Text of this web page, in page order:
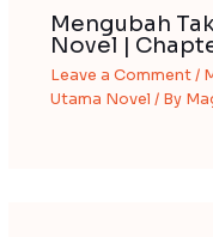
Mengubah
Novel |
Leave a Comment /
Utama Novel / By